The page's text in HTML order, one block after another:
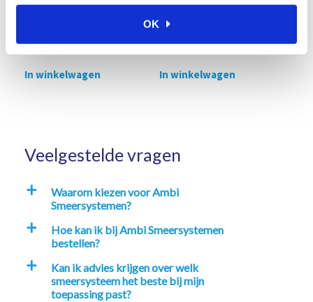
OK
€307,76 Excl. btw
In winkelwagen
” slang (Blauw)
€373,13 Excl. btw
In winkelwagen
Veelgestelde vragen
a
Waarom kiezen voor Ambi
Smeersystemen?
a
Hoe kan ik bij Ambi Smeersystemen
bestellen?
a
Kan ik advies krijgen over welk
smeersysteem het beste bij mijn
toepassing past?